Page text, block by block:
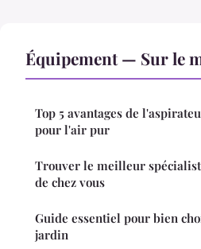
Équipement — Sur le
Top 5 avantages de
pour l'air pur
Trouver le meilleur
de chez vous
Guide essentiel pour bien
jardin